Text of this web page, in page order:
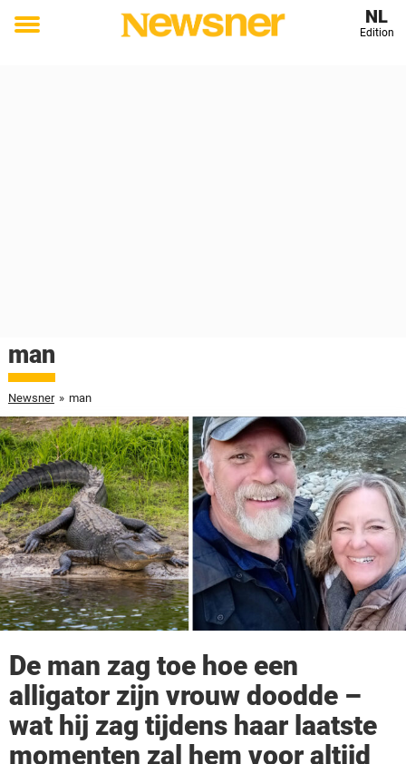
Toggle
NL
Edition
man
Newsner » man
De man zag toe hoe een
alligator zijn vrouw doodde –
wat hij zag tijdens haar laatste
momenten zal hem voor altijd